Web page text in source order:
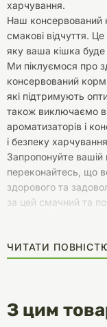
харчування.
Наш консервований
смакові відчуття.
яку ваша кішка
Ми піклуємося про
консервований корм
які підтримують
також виключаємо
ароматизаторів і
і безпеку
Запропонуйте
переконайтесь, що
здорового та
за цей смачний та
ЧИТАТИ
З цим